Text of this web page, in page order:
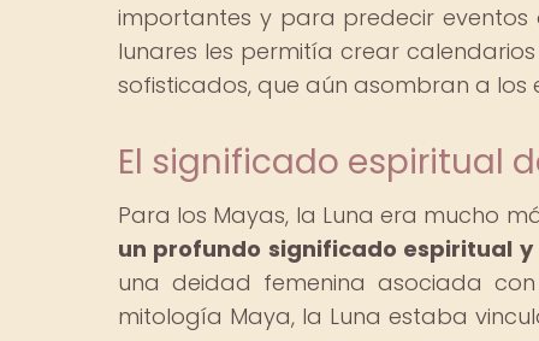
importantes y para predecir eventos
lunares les permitía crear
sofisticados, que aún asombran a los
El significado espiritual
Para los Mayas, la Luna era mucho
un profundo significado espiritual y
una deidad femenina asociada
mitología Maya, la Luna estaba